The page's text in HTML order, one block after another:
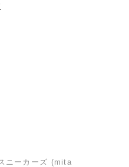
ニーカーズ (mita